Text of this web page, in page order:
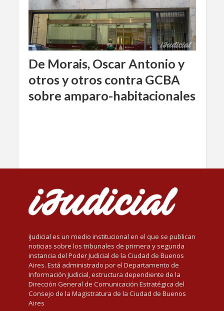
De Morais, Oscar Antonio y
otros y otros contra GCBA
sobre amparo-habitacionales
iJudicial es un medio institucional en el que se publican
noticias sobre los tribunales de primera y segunda
instancia del Poder Judicial de la Ciudad de Buenos
Aires. Está administrado por el Departamento de
Información Judicial, estructura dependiente de la
Dirección General de Comunicación Estratégica del
Consejo de la Magistratura de la Ciudad de Buenos
Aires